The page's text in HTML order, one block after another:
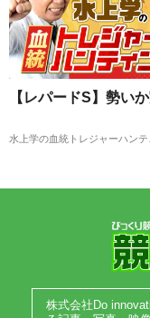
【レパードS】勢い
株式会社Do